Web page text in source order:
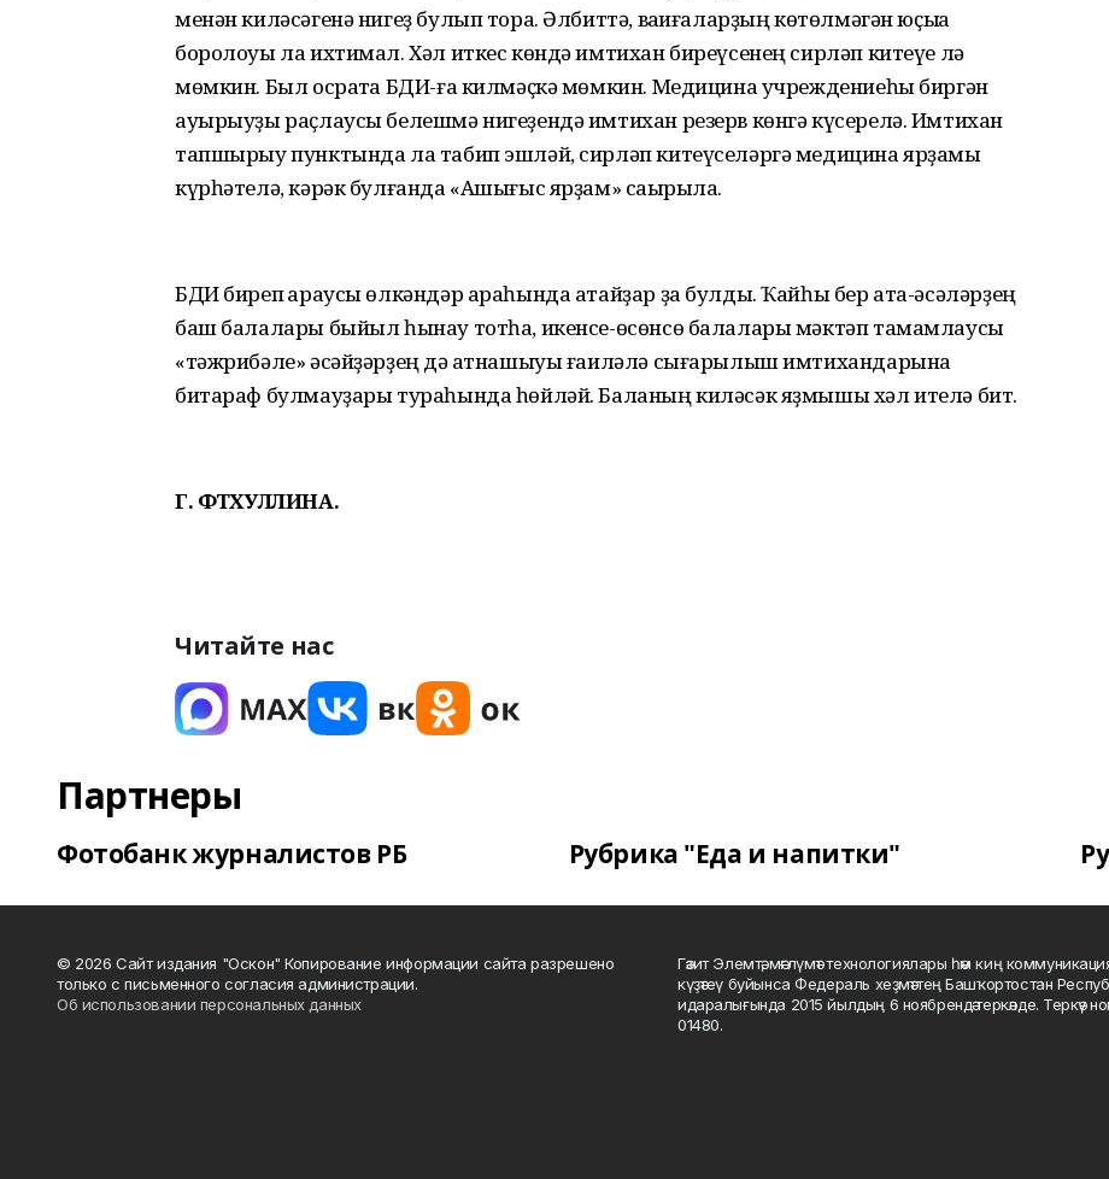
менән киләсәгенә нигеҙ булып тора. Әлбиттә, ваҡиғаларҙың көтөлмәгән юҫыҡҡа
боролоуы ла ихтимал. Хәл иткес көндә имтихан биреүсенең сирләп китеүе лә
мөмкин. Был осраҡта БДИ-ға килмәҫкә мөмкин. Медицина учреждениеһы биргән
ауырыуҙы раҫлаусы белешмә нигеҙендә имтихан резерв көнгә күсерелә. Имтихан
тапшырыу пунктында ла табип эшләй, сирләп китеүселәргә медицина ярҙамы
күрһәтелә, кәрәк булғанда «Ашығыс ярҙам» саҡырыла.
БДИ биреп ҡараусы өлкәндәр араһында атайҙар ҙа булды. Ҡайһы бер ата-әсәләрҙең
баш балалары быйыл һынау тотһа, икенсе-өсөнсө балалары мәктәп тамамлаусы
«тәжрибәле» әсәйҙәрҙең дә ҡатнашыуы ғаиләлә сығарылыш имтихандарына
битараф булмауҙары тураһында һөйләй. Баланың киләсәк яҙмышы хәл ителә бит.
Г. ФӘТХУЛЛИНА.
Читайте нас
Партнеры
Фотобанк журналистов РБ Рубрика "Еда и напитки"
© 2026 Сайт издания "Оскон" Копирование информации сайта разрешено
только с письменного согласия администрации.
Об использовании персональных данных
Гәзит Элемтә, мәғлүмәт технологиялары һәм киң
күҙәтеү буйынса Федераль хеҙмәттең Башҡортостан
идаралығында 2015 йылдың 6 ноябрендә теркәлде.
01480.